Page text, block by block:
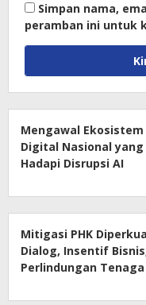
Simpan nama,
peramban ini untuk
Mengawal Ekosistem
Digital Nasional
Hadapi Disrupsi AI
Mitigasi PHK
Dialog, Insentif
Perlindungan